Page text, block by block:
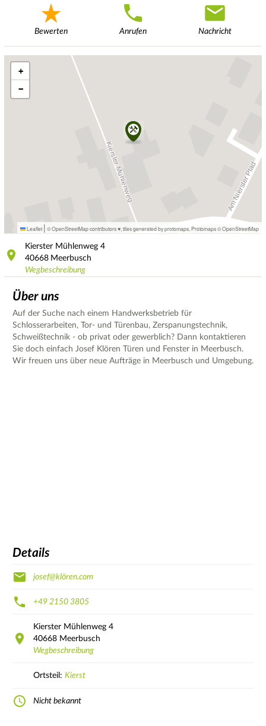
Bewerten Anrufen Nachricht
+
−
Leaflet | © OpenStreetMap contributors ♥, tiles generated by protomaps Protomaps©OpenStreetMap
Kierster Mühlenweg 4
40668 Meerbusch
Wegbeschreibung
Über uns
Auf der Suche nach einem Handwerksbetrieb für
Schlosserarbeiten, Tor- und Türenbau, Zerspanungstechnik,
Schweißtechnik - ob privat oder gewerblich? Dann kontaktieren
Sie doch einfach Josef Klören Türen und Fenster in Meerbusch.
Wir freuen uns über neue Aufträge in Meerbusch und Umgebung.
Details
josef@klören.com
+49 2150 3805
Kierster Mühlenweg 4
40668 Meerbusch
Wegbeschreibung
Ortsteil: Kierst
Nicht bekannt